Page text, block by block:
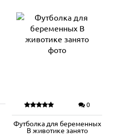
0
Футболка для беременных
В животике занято